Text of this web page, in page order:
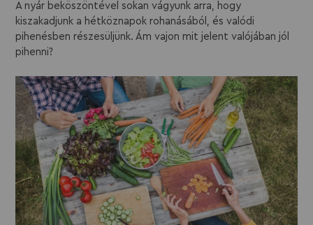
A nyár beköszöntével sokan vágyunk arra, hogy
kiszakadjunk a hétköznapok rohanásából, és valódi
pihenésben részesüljünk. Ám vajon mit jelent valójában jól
pihenni?